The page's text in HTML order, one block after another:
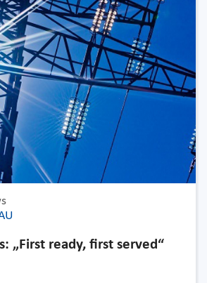
„First ready, first served“